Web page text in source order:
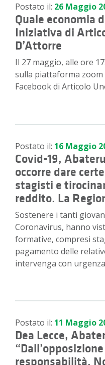
Postato il: 26 Maggio
Quale economia
Iniziativa di
D’Attorre
Il 27 maggio, alle ore
sulla piattaforma
Facebook di Articolo
Postato il: 16 Maggio
Covid-19,
occorre dare
stagisti e
reddito. La
Sostenere i tanti
Coronavirus, hanno
formative, compresi
pagamento delle
intervenga con
Postato il: 11 Maggio
Dea Lecce,
responsabilità.